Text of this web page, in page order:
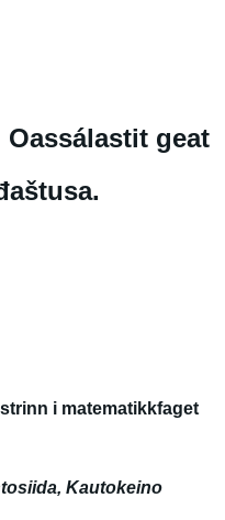
geat
i matematikkfaget
Kautokeino